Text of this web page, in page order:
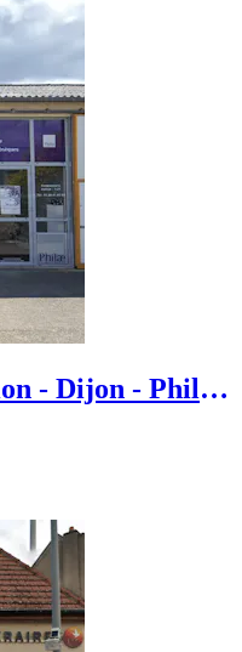
- Dijon - Philae